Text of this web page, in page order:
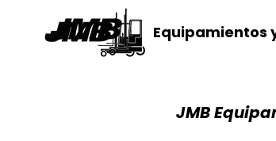
Equipamientos
JMB